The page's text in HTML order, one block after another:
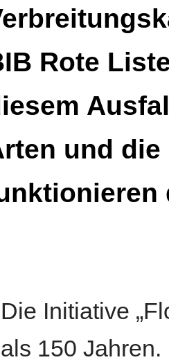
Rote
und
Die Initiative
als 150 Jahren.